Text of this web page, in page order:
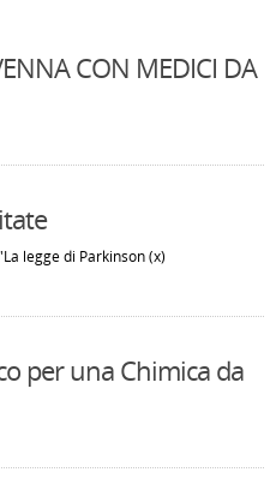
CON MEDICI DA
legge di Parkinson (x)
per una Chimica da